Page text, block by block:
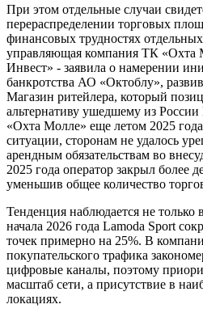
При этом отдельные случаи
перераспределении торговых
финансовых трудностях
управляющая компания ТК
Инвест» - заявила о намерении
банкротства АО «Октоблу»,
Магазин ритейлера, который
альтернативу ушедшему из России
«Охта Молле» еще летом 2025
ситуации, сторонам не удалось
арендным обязательствам во
2025 года оператор закрыл более
уменьшив общее количество
Тенденция наблюдается не
начала 2026 года Lamoda Sport
точек примерно на 25%. В
покупательского трафика
цифровые каналы, поэтому
масштаб сети, а присутствие в
локациях.